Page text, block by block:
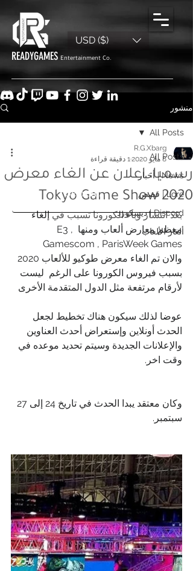
USD ($)
READYGAMES Entertainment Co.
منشور
All Posts
News | أخبار
Lore | قصص
Discord | ديسكورد
ألغاز الألعاب
All Posts
رسميا: اعلان عن الغاء معرض
Tokyo Game Show 2020
R.G.Xbarg
8 مايو 2020
1 دقيقة قراءة
بعد انتشار وباء الكورونا تسبب في إلغاء
معظم معارض ألعاب ومنها E3 ,
Gamescom , ParisWeek Games
بسبب فيروس الكورونا على الرغم  ليست
لأرقام مرتفعة مثل الدول المتقدمة الأخرى
عوضا لذلك سيكون هناك تخطيط لجعل
الحدث أونلاين وإستعراض أحدث العناوين
والإعلانات الجديدة وسيتم تحديد موعده في
وقت اخر.
سبتمبر.